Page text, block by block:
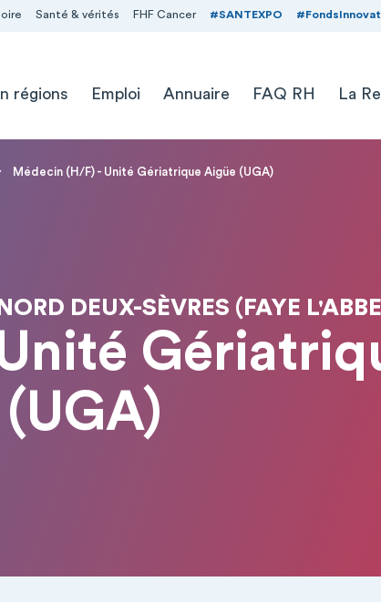
Santé & vérités FHF Cancer #SANTEXPO
régions Emploi Annuaire FAQ RH La
Médecin (H/F) - Unité Gériatrique Aigüe (UGA)
DEUX-SÈVRES (FAYE
(UGA)